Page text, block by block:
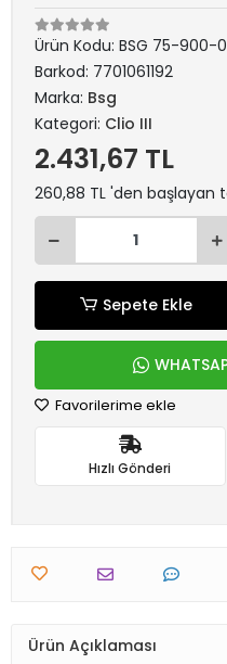
Ürün Kodu: BSG 75-900-
Barkod: 7701061192
Marka: Bsg
Kategori: Clio III
2.431,67 TL
260,88 TL 'den başlayan
Sepete Ekle
Favorilerime ekle
Hızlı Gönderi
Ürün Açıklaması